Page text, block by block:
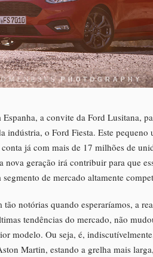
a convite da Ford Lusitana,
indústria, o Ford Fiesta. Este
já com mais de 17 milhões de
nova geração irá contribuir para que
de mercado altamente
notórias quando esperaríamos, a
tendências do mercado, não
modelo. Ou seja, é,
Martin, estando a grelha mais